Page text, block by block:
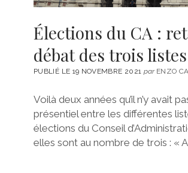
Élections du CA :
débat des trois
PUBLIÉ LE 19 NOVEMBRE 2021 parENZO
Voilà deux années qu’il n’y avait
présentiel entre les différentes
élections du Conseil
elles sont au nombre de trois : «